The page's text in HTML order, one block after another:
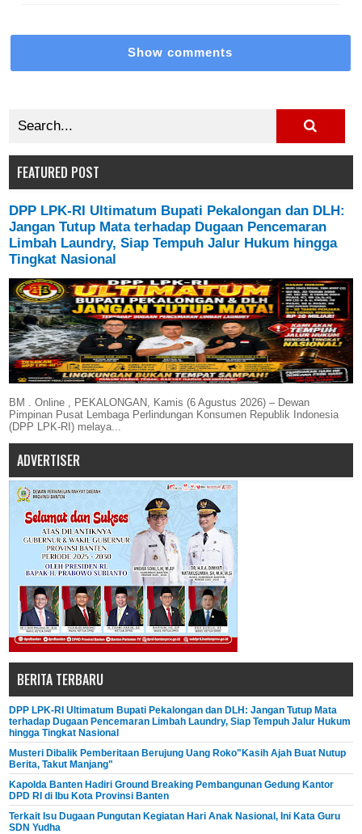
Show comments
FEATURED POST
DPP LPK-RI Ultimatum Bupati Pekalongan dan DLH:
Jangan Tutup Mata terhadap Dugaan Pencemaran
Limbah Laundry, Siap Tempuh Jalur Hukum hingga
Tingkat Nasional
BM . Online , PEKALONGAN, Kamis (6 Agustus 2026) – Dewan
Pimpinan Pusat Lembaga Perlindungan Konsumen Republik Indonesia
(DPP LPK-RI) melaya...
ADVERTISER
BERITA TERBARU
DPP LPK-RI Ultimatum Bupati Pekalongan dan DLH: Jangan Tutup Mata
terhadap Dugaan Pencemaran Limbah Laundry, Siap Tempuh Jalur Hukum
hingga Tingkat Nasional
Musteri Dibalik Pemberitaan Berujung Uang Roko"Kasih Ajah Buat Nutup
Berita, Takut Manjang"
Kapolda Banten Hadiri Ground Breaking Pembangunan Gedung Kantor
DPD RI di Ibu Kota Provinsi Banten
Terkait Isu Dugaan Pungutan Kegiatan Hari Anak Nasional, Ini Kata Guru
SDN Yudha